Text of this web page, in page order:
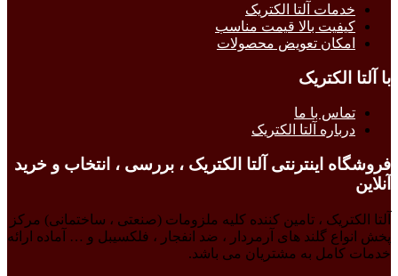
خدمات آلتا الکتریک
کیفیت بالا قیمت مناسب
امکان تعویض محصولات
با آلتا الکتریک
تماس با ما
درباره آلتا الکتریک
فروشگاه اینترنتی آلتا الکتریک ، بررسی ، انتخاب و خرید
آنلاین
آلتا الکتریک ، تامین کننده کلیه ملزومات (صنعتی ، ساختمانی) مرکز
پخش انواع گلند های آرمردار ، ضد انفجار ، فلکسیبل و … آماده ارائه
خدمات کامل به مشتریان می باشد.